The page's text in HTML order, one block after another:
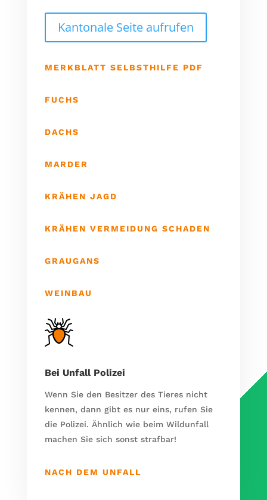
Kantonale Seite aufrufen
MERKBLATT SELBSTHILFE PDF
FUCHS
DACHS
MARDER
KRÄHEN JAGD
KRÄHEN VERMEIDUNG SCHADEN
GRAUGANS
WEINBAU
Bei Unfall Polizei
Wenn Sie den Besitzer des Tieres nicht
kennen, dann gibt es nur eins, rufen Sie
die Polizei. Ähnlich wie beim Wildunfall
machen Sie sich sonst strafbar!
NACH DEM UNFALL